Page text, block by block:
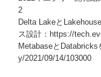
2
Delta Lakeと
ス設計：https://
Metabaseと
y/2021/09/14/103000